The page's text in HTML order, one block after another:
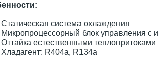
Статическая система охлаждения
Микропроцессорный блок управления с
Оттайка естественными теплопритоками
Хладагент: R404a, R134a